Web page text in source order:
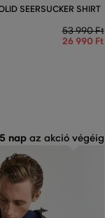
SEERSUCKER SHIRT
53 990 Ft
26 990 Ft
5 napaz akció végéig